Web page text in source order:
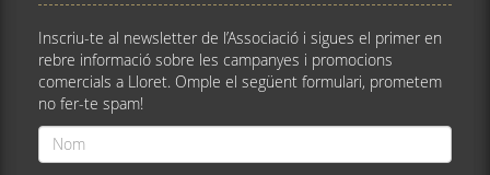
Inscriu-te al newsletter de l’Associació i sigues el primer en
rebre informació sobre les campanyes i promocions
comercials a Lloret. Omple el següent formulari, prometem
no fer-te spam!
Nom
*